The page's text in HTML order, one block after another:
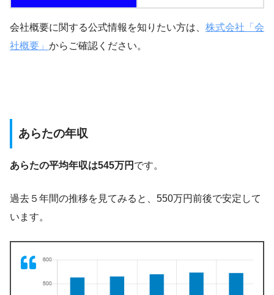
会社概要に関する公式情報を知りたい方は、 株式会社「会
社概要」 からご確認ください。
あらたの年収
あらたの平均年収は545万円 です。
過去５年間の推移を見てみると、550万円前後で安定して
います。